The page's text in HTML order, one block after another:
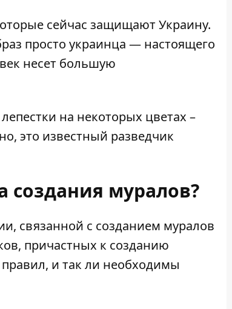
сейчас защищают Украину.
просто украинца — настоящего
несет большую
на некоторых цветах –
это известный разведчик
муралов?
, связанной с созданием муралов
причастных к созданию
и так ли необходимы